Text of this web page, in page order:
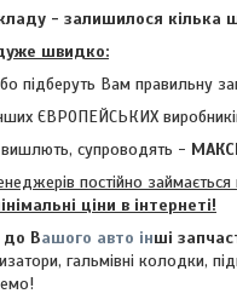
- залишилося кілька
дуже швидко:
підберуть Вам правильну
ЄВРОПЕЙСЬКИХ
супроводять -
постійно
ціни в інтернеті!
до Вашого авто інші
гальмівні колодки,